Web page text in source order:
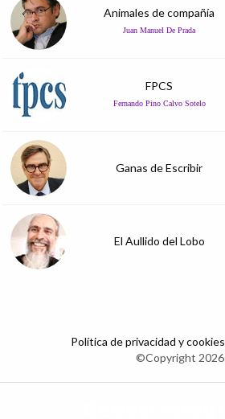
Animales de compañía
Juan Manuel De Prada
FPCS
Fernando Pino Calvo Sotelo
Ganas de Escribir
El Aullido del Lobo
Política de privacidad y cookies
©Copyright 2026